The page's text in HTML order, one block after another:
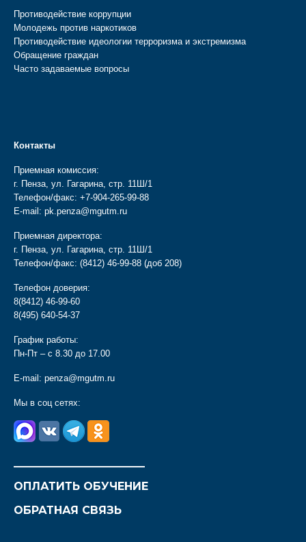
Противодействие коррупции
Молодежь против наркотиков
Противодействие идеологии терроризма и экстремизма
Обращение граждан
Часто задаваемые вопросы
Контакты
Приемная комиссия:
г. Пенза, ул. Гагарина, стр. 11Ш/1
Телефон/факс: +7-904-265-99-88
E-mail: pk.penza@mgutm.ru
Приемная директора:
г. Пенза, ул. Гагарина, стр. 11Ш/1
Телефон/факс: (8412) 46-99-88 (доб 208)
Телефон доверия:
8(8412) 46-99-60
8(495) 640-54-37
График работы:
Пн-Пт – с 8.30 до 17.00
E-mail: penza@mgutm.ru
Мы в соц сетях:
ОПЛАТИТЬ ОБУЧЕНИЕ
ОБРАТНАЯ СВЯЗЬ